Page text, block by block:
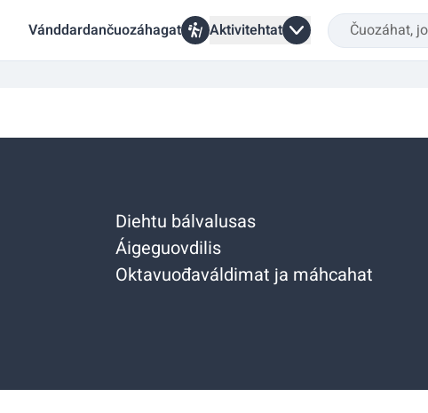
Vánddardančuozáhagat Aktivitehtat
Diehtu bálvalusas
Áigeguovdilis
Oktavuođaváldimat ja máhcahat